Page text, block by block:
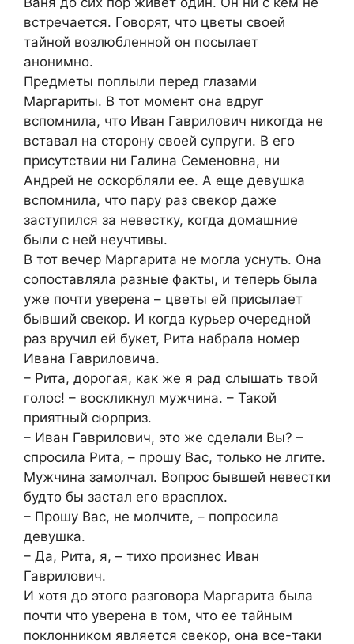
встречается. Говорят, что цветы своей
тайной возлюбленной он посылает
анонимно.
Предметы поплыли перед глазами
Маргариты. В тот момент она вдруг
вспомнила, что Иван Гаврилович никогда не
вставал на сторону своей супруги. В его
присутствии ни Галина Семеновна, ни
Андрей не оскорбляли ее. А еще девушка
вспомнила, что пару раз свекор даже
заступился за невестку, когда домашние
были с ней неучтивы.
В тот вечер Маргарита не могла уснуть. Она
сопоставляла разные факты, и теперь была
уже почти уверена – цветы ей присылает
бывший свекор. И когда курьер очередной
раз вручил ей букет, Рита набрала номер
Ивана Гавриловича.
– Рита, дорогая, как же я рад слышать твой
голос! – воскликнул мужчина. – Такой
приятный сюрприз.
– Иван Гаврилович, это же сделали Вы? –
спросила Рита, – прошу Вас, только не лгите.
Мужчина замолчал. Вопрос бывшей невестки
будто бы застал его врасплох.
– Прошу Вас, не молчите, – попросила
девушка.
– Да, Рита, я, – тихо произнес Иван
Гаврилович.
И хотя до этого разговора Маргарита была
почти что уверена в том, что ее тайным
поклонником является свекор, она все-таки